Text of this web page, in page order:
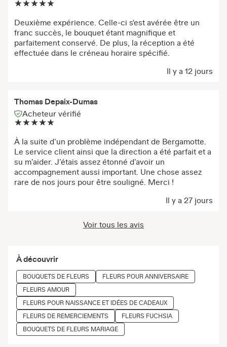
Deuxième expérience. Celle-ci s'est avérée être un
franc succès, le bouquet étant magnifique et
parfaitement conservé. De plus, la réception a été
effectuée dans le créneau horaire spécifié.
Il y a 12 jours
Thomas Depaix-Dumas
Acheteur vérifié
À la suite d’un problème indépendant de Bergamotte.
Le service client ainsi que la direction a été parfait et a
su m’aider. J’étais assez étonné d’avoir un
accompagnement aussi important. Une chose assez
rare de nos jours pour être souligné. Merci !
Il y a 27 jours
Voir tous les avis
À découvrir
BOUQUETS DE FLEURS FLEURS POUR ANNIVERSAIRE
FLEURS AMOUR
FLEURS POUR NAISSANCE ET IDÉES DE CADEAUX
FLEURS DE REMERCIEMENTS FLEURS FUCHSIA
BOUQUETS DE FLEURS MARIAGE